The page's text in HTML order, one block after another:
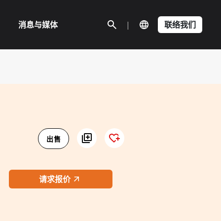
消息与媒体 | 联络我们
出售
请求报价